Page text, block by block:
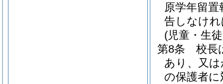
原学年留置
告しなけ
(児童・生
第8条
校長
あり、又
の保護者